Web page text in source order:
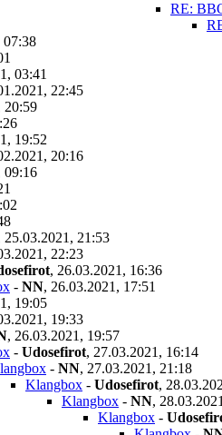
RE:
07:38
03:41
22:45
20:59
19:52
20:16
09:16
25.03.2021, 21:53
22:23
, 26.03.2021, 16:36
- NN, 26.03.2021, 17:51
19:05
19:33
, 26.03.2021, 19:57
- Udosefirot, 27.03.2021, 16:14
- NN, 27.03.2021, 21:18
Klangbox - Udosefirot,
Klangbox - NN,
Klangbox -